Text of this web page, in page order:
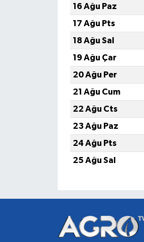
16 Ağu Paz
17 Ağu Pts
18 Ağu Sal
19 Ağu Çar
20 Ağu Per
21 Ağu Cum
22 Ağu Cts
23 Ağu Paz
24 Ağu Pts
25 Ağu Sal